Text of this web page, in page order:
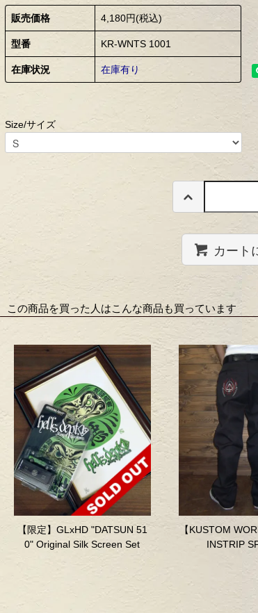
販売価格 4,180円(税込)
型番 KR-WNTS 1001
在庫状況 在庫有り
Size/サイズ
カート
この商品を買った人はこんな商品も買っています
【限定】GLxHD "DATSUN 51
0" Original Silk Screen Set
【KUSTOM
INSTRIP